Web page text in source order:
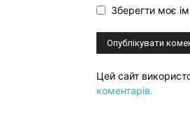
Зберегти моє
Цей сайт
коментарів.